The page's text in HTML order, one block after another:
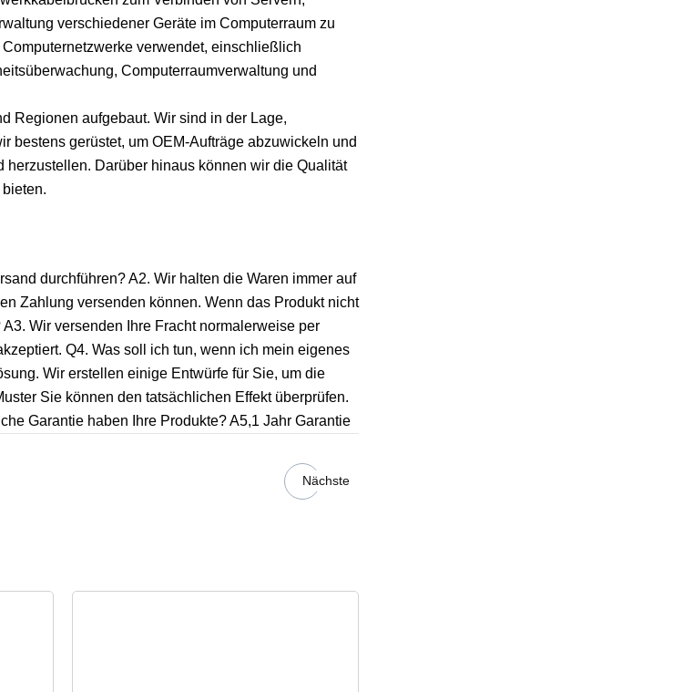
verschiedener Geräte im Computerraum zu
verwendet, einschließlich
Computerraumverwaltung und
Regionen aufgebaut. Wir sind in der Lage,
bestens gerüstet, um OEM-Aufträge abzuwickeln und
Darüber hinaus können wir die Qualität
durchführen? A2. Wir halten die Waren immer auf
Zahlung versenden können. Wenn das Produkt nicht
Wir versenden Ihre Fracht normalerweise per
Q4. Was soll ich tun, wenn ich mein eigenes
Wir erstellen einige Entwürfe für Sie, um die
Sie können den tatsächlichen Effekt überprüfen.
Garantie haben Ihre Produkte? A5,1 Jahr Garantie
Nächste